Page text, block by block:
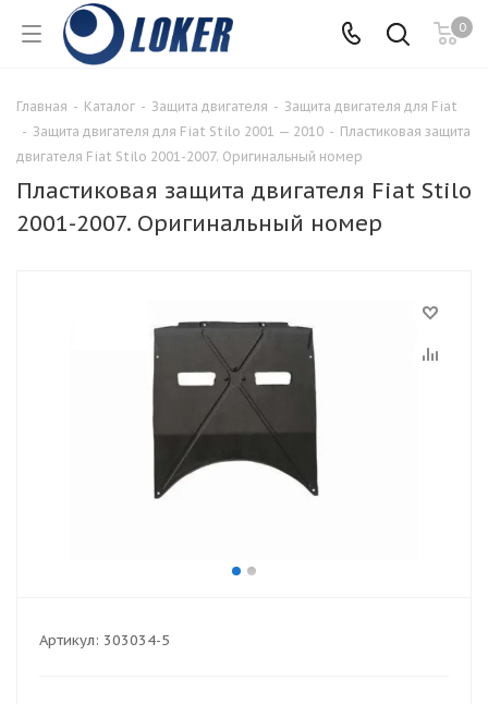
0
Главная - Каталог - Защита двигателя - Защита двигателя для Fiat
- Защита двигателя для Fiat Stilo 2001 — 2010 - Пластиковая защита
двигателя Fiat Stilo 2001-2007. Оригинальный номер
Пластиковая защита двигателя Fiat Stilo
2001-2007. Оригинальный номер
Артикул: 303034-5